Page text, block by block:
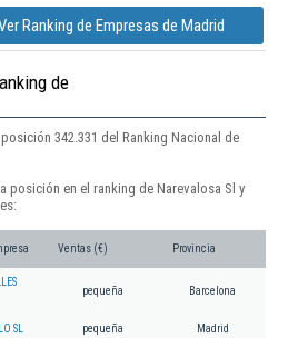
Ranking de Empresas de Madrid
de
342.331 del Ranking Nacional de
posición en el ranking de Narevalosa Sl y
Ventas (€) Provincia
pequeña Barcelona
SL pequeña Madrid